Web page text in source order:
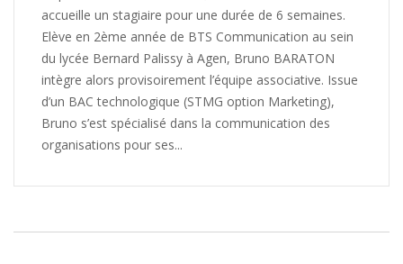
accueille un stagiaire pour une durée de 6 semaines.
Elève en 2ème année de BTS Communication au sein
du lycée Bernard Palissy à Agen, Bruno BARATON
intègre alors provisoirement l’équipe associative. Issue
d’un BAC technologique (STMG option Marketing),
Bruno s’est spécialisé dans la communication des
organisations pour ses...